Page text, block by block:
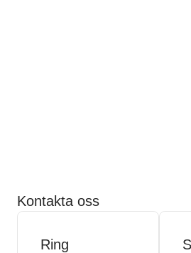
Kontakta oss
Ring